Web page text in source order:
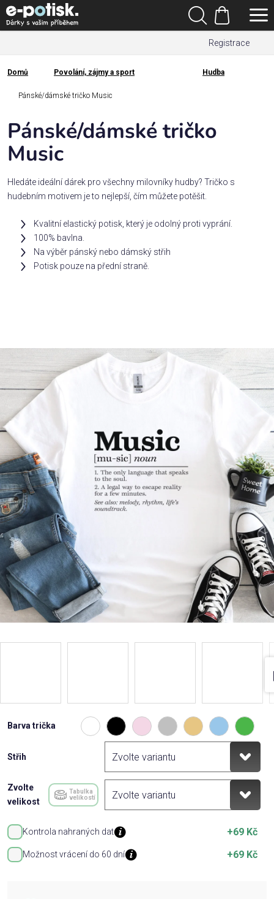
Přejít
na
obsah
Registrace
Hledat
Nákupní
košík
Kategorie
Dárek
pro
Rodina
/
Povolání,
zájmy a
sport
Kolekce
Oblečení
Přihlášení
Domů
Domů Povolání, zájmy a sport Hudba
Pánské/dámské tričko Music
Barva trička
Střih
Zvolte
velikost
Tabulka
velikostí
Kontrola nahraných dat +69 Kč
Možnost vrácení do 60 dní +69 Kč
Pánské/dámské tričko
Music
Hledáte ideální dárek pro všechny milovníky hudby? Tričko s
hudebním motivem je to nejlepší, čím můžete potěšit.
Kvalitní elastický potisk, který je odolný proti vyprání.
100% bavlna.
Na výběr pánský nebo dámský střih
Potisk pouze na přední straně.